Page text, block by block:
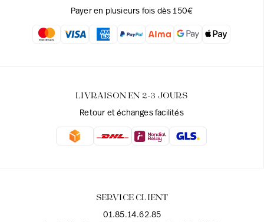
Payer en plusieurs fois dès 150€
LIVRAISON EN 2-3 JOURS
Retour et échanges facilités
SERVICE CLIENT
01.85.14.62.85